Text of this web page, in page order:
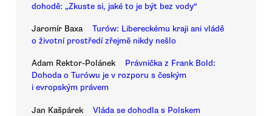
dohodě: „Zkuste si, jaké to je být bez vody“
Jaromír Baxa
Turów: Libereckému kraji ani vládě
o životní prostředí zřejmě nikdy nešlo
Adam Rektor-Polánek
Právnička z Frank Bold:
Dohoda o Turówu je v rozporu s českým
i evropským právem
Jan Kašpárek
Vláda se dohodla s Polskem